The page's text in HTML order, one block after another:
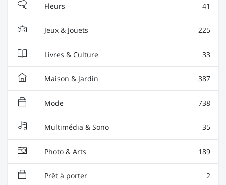
Fleurs 41
Jeux & Jouets 225
Livres & Culture 33
Maison & Jardin 387
Mode 738
Multimédia & Sono 35
Photo & Arts 189
Prêt à porter 2